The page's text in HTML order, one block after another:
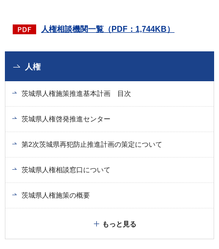
人権相談機関一覧（PDF：1,744KB）
人権
茨城県人権施策推進基本計画 目次
茨城県人権啓発推進センター
第2次茨城県再犯防止推進計画の策定について
茨城県人権相談窓口について
茨城県人権施策の概要
もっと見る